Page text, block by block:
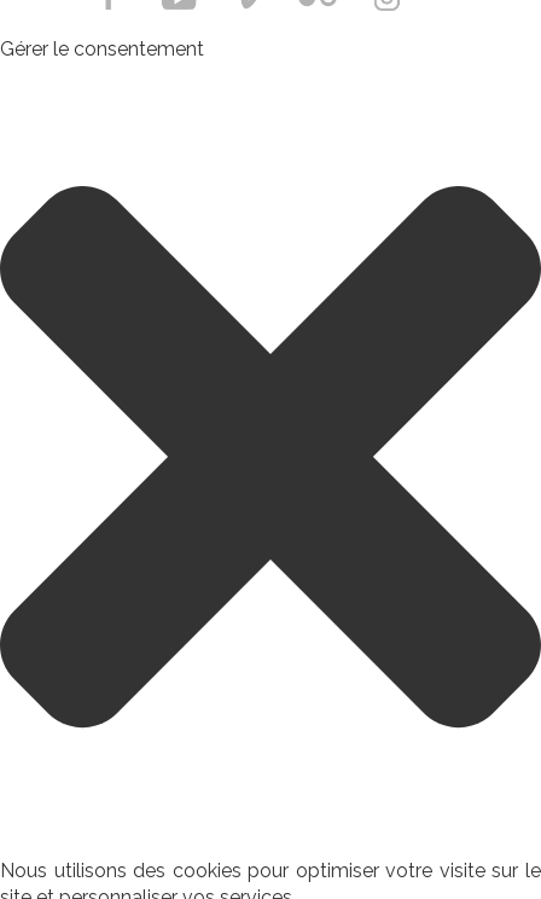
Gérer le consentement
Nous utilisons des cookies pour optimiser votre visite sur le